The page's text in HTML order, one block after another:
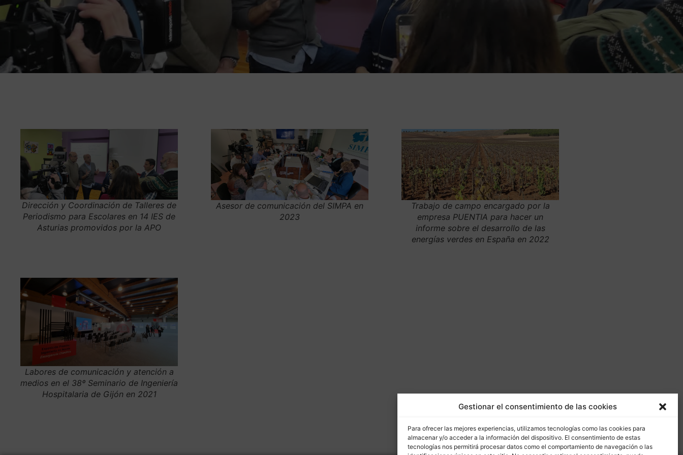
Gestionar el consentimiento de las cookies
Para ofrecer las mejores experiencias, utilizamos tecnologías como las cookies para
almacenar y/o acceder a la información del dispositivo. El consentimiento de estas
tecnologías nos permitirá procesar datos como el comportamiento de navegación o las
Dirección y Coordinación de Talleres de
Periodismo para Escolares en 14 IES de
Asturias promovidos por la APO
Asesor de comunicación del SIMPA en
2023
Trabajo de campo encargado por la
empresa PUENTIA para hacer un
informe sobre el desarrollo de las
energías verdes en España en 2022
Labores de comunicación y atención a
medios en el 38º Seminario de Ingeniería
Hospitalaria de Gijón en 2021